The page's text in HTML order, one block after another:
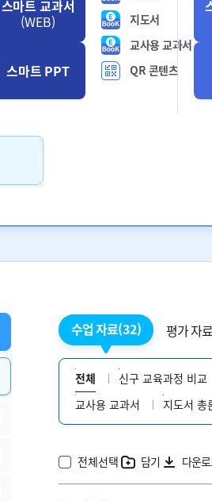
스마트 교과서
(WEB)
스마트 PPT
지도서
교사용 교과서
QR 콘텐츠
수업 자료(32) 평가 자료
전체 신구 교육과정 비교
교사용 교과서
지도서 총
전체선택 담기 다운